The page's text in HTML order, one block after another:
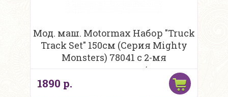
Мод. маш. Motormax Набор "Truck
Track Set" 150см (Серия Mighty
Monsters) 78041 c 2-мя
машинками в/к
1890 р.